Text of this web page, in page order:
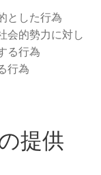
とした行為
会的勢力に対し
る行為
行為
提供